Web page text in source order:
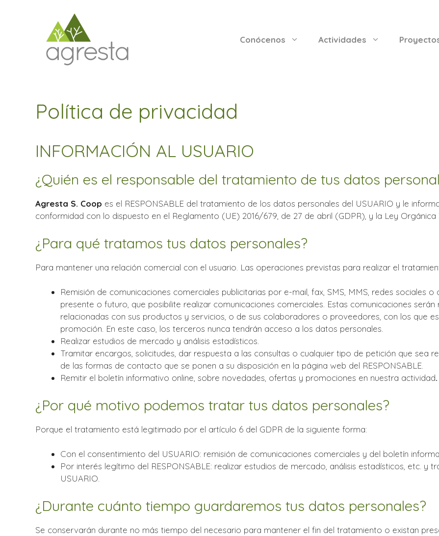
Conócenos
Actividades
Política de privacidad
INFORMACIÓN AL USUARIO
¿Quién es el responsable del tratamiento de tus datos
Agresta S. Coop es el RESPONSABLE del tratamiento de los datos personales del USUARIO y le
conformidad con lo dispuesto en el Reglamento (UE) 2016/679, de 27 de abril (GDPR), y la Ley
¿Para qué tratamos tus datos personales?
Para mantener una relación comercial con el usuario. Las operaciones previstas para realizar el
Remisión de comunicaciones comerciales publicitarias por e-mail, fax, SMS, MMS, redes sociales
presente o futuro, que posibilite realizar comunicaciones comerciales. Estas comunicaciones serán
relacionadas con sus productos y servicios, o de sus colaboradores o proveedores, con los que
promoción. En este caso, los terceros nunca tendrán acceso a los datos personales.
Realizar estudios de mercado y análisis estadísticos.
Tramitar encargos, solicitudes, dar respuesta a las consultas o cualquier tipo de petición que sea
de las formas de contacto que se ponen a su disposición en la página web del RESPONSABLE.
Remitir el boletín informativo online, sobre novedades, ofertas y promociones en nuestra actividad.
¿Por qué motivo podemos tratar tus datos personales?
Porque el tratamiento está legitimado por el artículo 6 del GDPR de la siguiente forma:
Con el consentimiento del USUARIO: remisión de comunicaciones comerciales y del boletín
Por interés legítimo del RESPONSABLE: realizar estudios de mercado, análisis estadísticos, etc. y
USUARIO.
¿Durante cuánto tiempo guardaremos tus datos personales?
Se conservarán durante no más tiempo del necesario para mantener el fin del tratamiento o existan